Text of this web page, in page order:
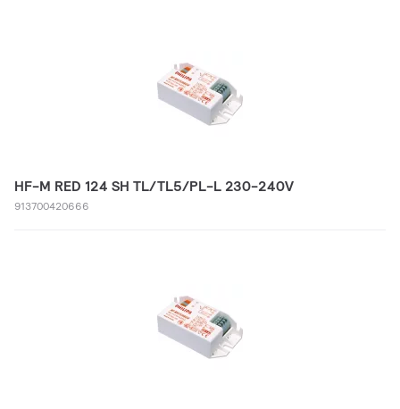
HF-M RED 124 SH TL/TL5/PL-L 230-240V
913700420666